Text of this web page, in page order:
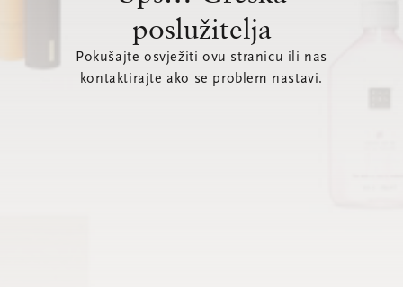
poslužitelja
Pokušajte osvježiti ovu stranicu ili nas
kontaktirajte ako se problem nastavi.